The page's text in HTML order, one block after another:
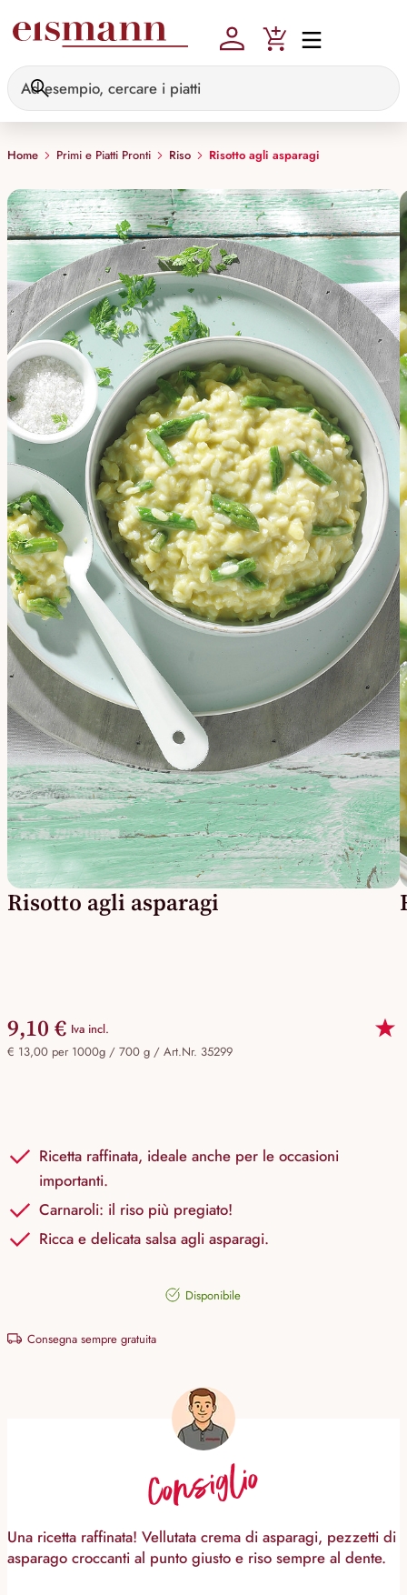
Home Primi e Piatti Pronti Riso Risotto agli asparagi
Risotto agli asparagi
9,10 € Iva incl.
€ 13,00 per 1000g / 700 g / Art.Nr. 35299
Ricetta raffinata, ideale anche per le occasioni
importanti.
Carnaroli: il riso più pregiato!
Ricca e delicata salsa agli asparagi.
Disponibile
Consegna sempre gratuita
Consiglio
Una ricetta raffinata! Vellutata crema di asparagi, pezzetti di
asparago croccanti al punto giusto e riso sempre al dente.